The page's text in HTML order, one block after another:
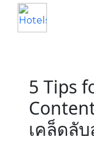
About
Service
5 Tips
เคล็ดลั